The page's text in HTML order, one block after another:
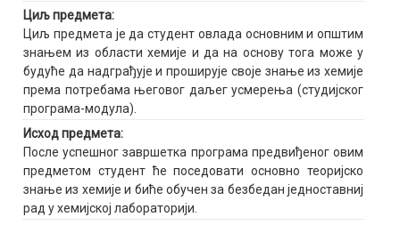
Циљ предмета:
Циљ предмета је да студент овлада основним и општим
знањем из области хемије и да на основу тога може у
будуће да надграђује и проширује своје знање из хемије
према потребама његовог даљег усмерења (студијског
програма-модула).
Исход предмета:
После успешног завршетка програма предвиђеног овим
предметом студент ће поседовати основно теоријско
знање из хемије и биће обучен за безбедан једноставниј
рад у хемијској лабораторији.